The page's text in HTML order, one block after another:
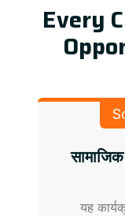
Every
यह